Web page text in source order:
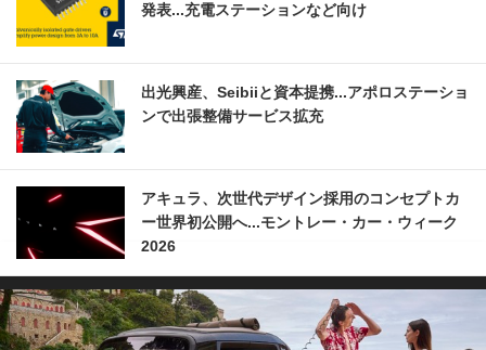
発表...充電ステーションなど向け
出光興産、Seibiiと資本提携...アポロステーショ
ンで出張整備サービス拡充
アキュラ、次世代デザイン採用のコンセプトカ
ー世界初公開へ...モントレー・カー・ウィーク
2026